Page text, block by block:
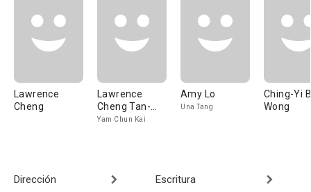
Lawrence
Cheng
Lawrence
Cheng Tan-
Shui
Yam Chun Kai
Amy Lo
Una Tang
Ching-Yi
Wong
Dirección Escritura